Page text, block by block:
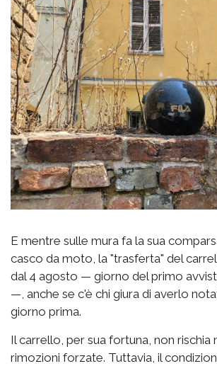
E mentre sulle mura fa la sua
casco da moto, la "trasferta" del
dal 4 agosto — giorno del primo
—, anche se c'è chi giura di averlo
giorno prima.
Il carrello, per sua fortuna, non rischia
rimozioni forzate. Tuttavia, il